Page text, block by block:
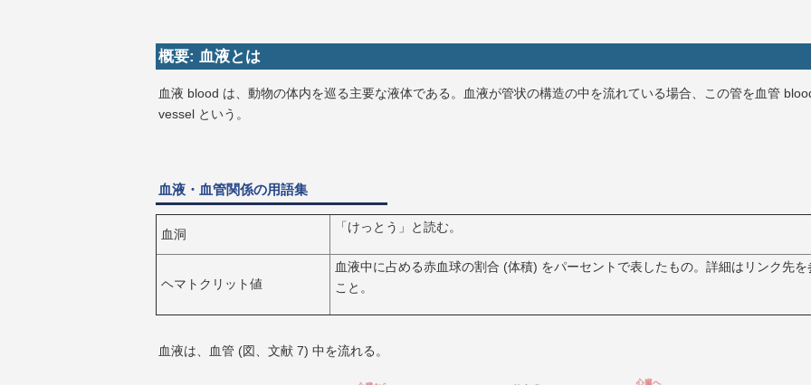
概要: 血液とは
血液 blood は、動物の体内を巡る主要な液体である。血液が管状の構造の中を流れている場合、この管を血管
vessel という。
血液・血管関係の用語集
血洞 「けっとう」と読む。
ヘマトクリット値
血液中に占める赤血球の割合 (体積) をパーセントで表したもの。詳細はリンク先を
こと。
血液は、血管 (図、文献 7) 中を流れる。